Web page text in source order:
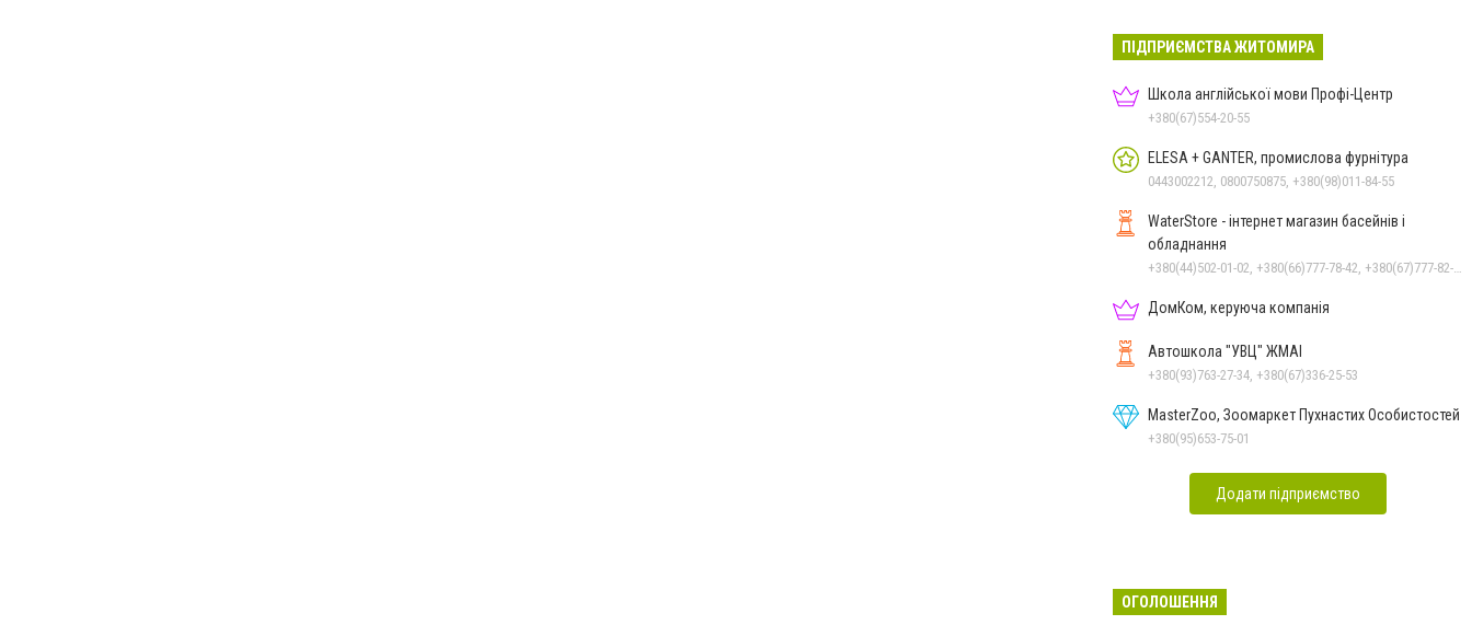
ПІДПРИЄМСТВА ЖИТОМИРА
Школа англійської мови Профі-Центр
+380(67)554-20-55
ELESA + GANTER, промислова фурнітура
0443002212, 0800750875, +380(98)011-84-55
WaterStore - інтернет магазин басейнів і
обладнання
+380(44)502-01-02, +380(66)777-78-42, +380(67)777-82-19, +380(67)890-80-80, +380(73)890-80-80, +380(44)502-01-03
ДомКом, керуюча компанія
Автошкола "УВЦ" ЖМАІ
+380(93)763-27-34, +380(67)336-25-53
MasterZoo, Зоомаркет Пухнастих Особистостей
+380(95)653-75-01
Додати підприємство
ОГОЛОШЕННЯ